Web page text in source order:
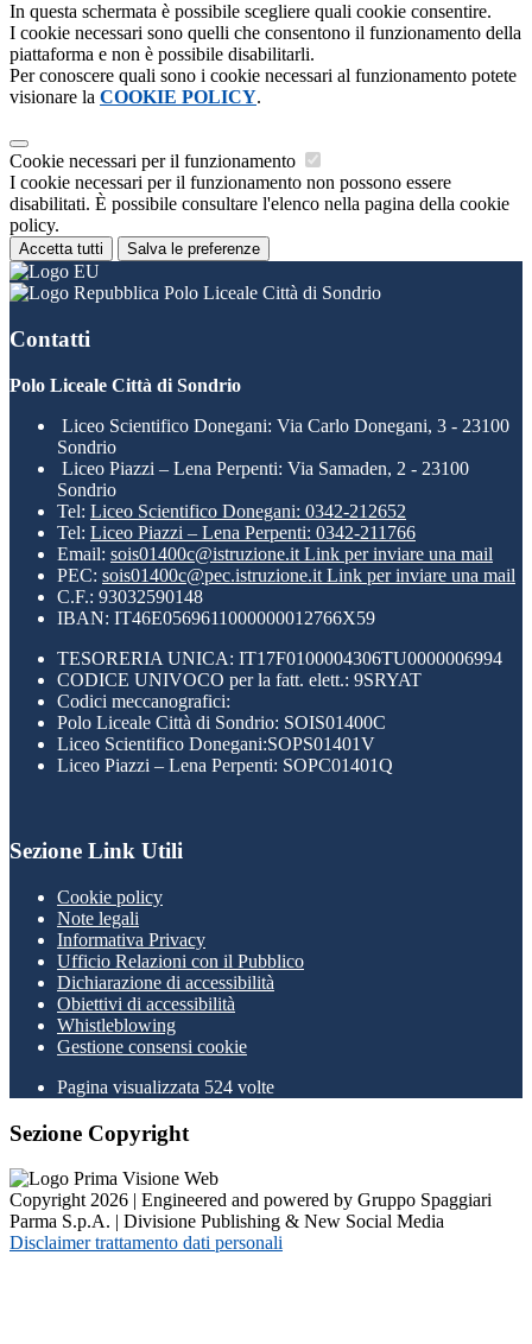
In questa schermata è possibile scegliere quali cookie consentire.
I cookie necessari sono quelli che consentono il funzionamento della
piattaforma e non è possibile disabilitarli.
Per conoscere quali sono i cookie necessari al funzionamento potete
visionare la COOKIE POLICY.
Cookie necessari per il funzionamento
I cookie necessari per il funzionamento non possono essere
disabilitati. È possibile consultare l'elenco nella pagina della cookie
policy.
Accetta tutti Salva le preferenze
Polo Liceale Città di Sondrio
Contatti
Polo Liceale Città di Sondrio
Liceo Scientifico Donegani: Via Carlo Donegani, 3 - 23100
Sondrio
Liceo Piazzi – Lena Perpenti: Via Samaden, 2 - 23100
Sondrio
Tel: Liceo Scientifico Donegani: 0342-212652
Tel: Liceo Piazzi – Lena Perpenti: 0342-211766
Email: sois01400c@istruzione.it Link per inviare una mail
PEC: sois01400c@pec.istruzione.it Link per inviare una mail
C.F.: 93032590148
IBAN: IT46E0569611000000012766X59
TESORERIA UNICA: IT17F0100004306TU0000006994
CODICE UNIVOCO per la fatt. elett.: 9SRYAT
Codici meccanografici:
Polo Liceale Città di Sondrio: SOIS01400C
Liceo Scientifico Donegani:SOPS01401V
Liceo Piazzi – Lena Perpenti: SOPC01401Q
Sezione Link Utili
Cookie policy
Note legali
Informativa Privacy
Ufficio Relazioni con il Pubblico
Dichiarazione di accessibilità
Obiettivi di accessibilità
Whistleblowing
Gestione consensi cookie
Pagina visualizzata 524 volte
Sezione Copyright
Copyright 2026 | Engineered and powered by Gruppo Spaggiari
Parma S.p.A. | Divisione Publishing & New Social Media
Disclaimer trattamento dati personali